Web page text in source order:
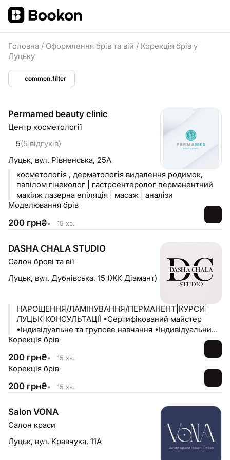
Головна / Оформлення брів та вій / Корекція брів у
Луцьку
common.filter
Permamed beauty clinic
Центр косметології
5(5 відгуків)
Луцьк, вул. Рівненська, 25А
косметологія , дерматологія видалення родимок,
папілом гінеколог | гастроентеролог перманентний
макіяж лазерна епіляція | масаж | аналізи
Моделювання брів
200 грн₴• 15 хв.
DASHA CHALA STUDIO
Салон брові та вії
Луцьк, вул. Дубнівська, 15 (ЖК Діамант)
НАРОЩЕННЯ/ЛАМІНУВАННЯ/ПЕРМАНЕНТ|КУРСИ|
ЛУЦЬК|КОНСУЛЬТАЦІЇ •Сертифікований майстер
•Індивідуальне та групове навчання •Індивідуальний
підбір нарощення за +-1год
Корекція брів
200 грн₴• 15 хв.
Корекція брів
200 грн₴• 15 хв.
Salon VONA
Салон краси
Луцьк, вул. Кравчука, 11А